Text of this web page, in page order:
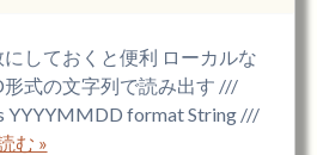
しておくと便利 ローカルな
式の文字列で読み出す ///
YYYYMMDD format String ///
む »